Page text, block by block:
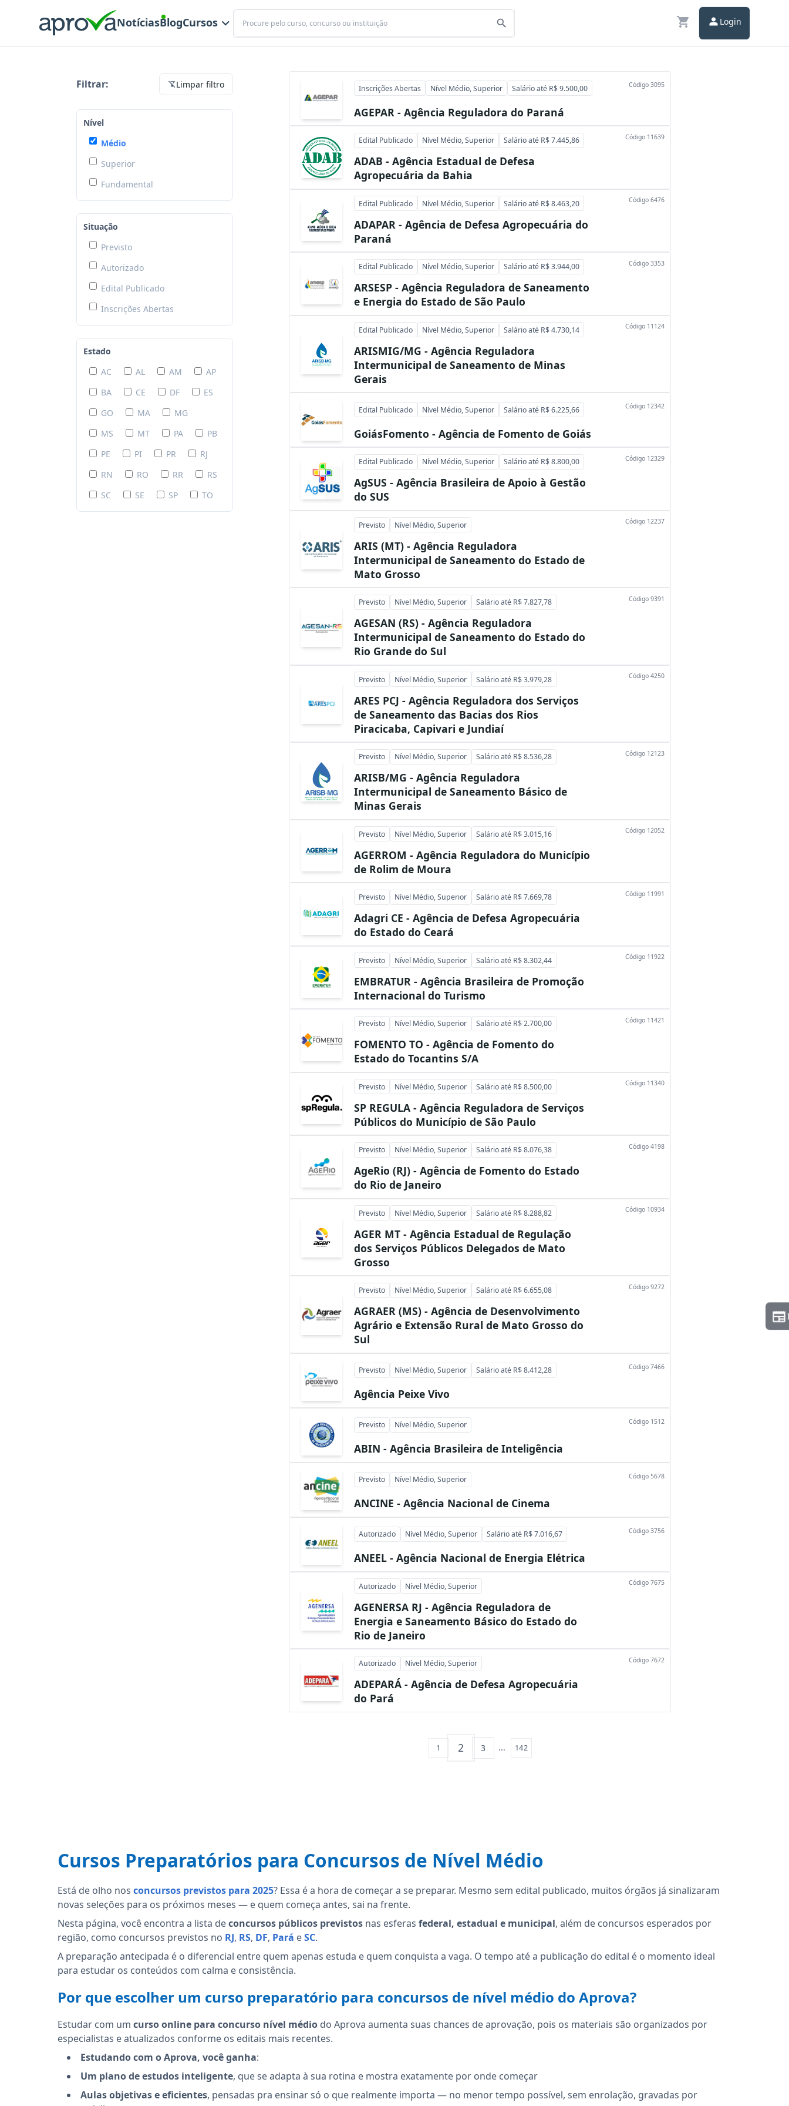
NotíciasBlogCursos
Buscar
Login
Filtrar: Limpar filtro
Nível
Médio
Superior
Fundamental
Situação
Previsto
Autorizado
Edital Publicado
Inscrições Abertas
Estado
AC
AL AM
AP
BA
CE DF
ES
GO
MA
MG
MS
MT PA
PB
PE
PI PR
RJ
RN
RO RR
RS
SC
SE SP TO
Inscrições Abertas Nível Médio, Superior Salário até R$ 9.500,00 Código 3095
AGEPAR - Agência Reguladora do Paraná
Edital Publicado Nível Médio, Superior Salário até R$ 7.445,86 Código 11639
ADAB - Agência Estadual de Defesa
Agropecuária da Bahia
Edital Publicado Nível Médio, Superior Salário até R$ 8.463,20 Código 6476
ADAPAR - Agência de Defesa Agropecuária do
Paraná
Edital Publicado Nível Médio, Superior Salário até R$ 3.944,00 Código 3353
ARSESP - Agência Reguladora de Saneamento
e Energia do Estado de São Paulo
Edital Publicado Nível Médio, Superior Salário até R$ 4.730,14 Código 11124
ARISMIG/MG - Agência Reguladora
Intermunicipal de Saneamento de Minas
Gerais
Edital Publicado Nível Médio, Superior Salário até R$ 6.225,66 Código 12342
GoiásFomento - Agência de Fomento de Goiás
Edital Publicado Nível Médio, Superior Salário até R$ 8.800,00 Código 12329
AgSUS - Agência Brasileira de Apoio à Gestão
do SUS
Previsto Nível Médio, Superior Código 12237
ARIS (MT) - Agência Reguladora
Intermunicipal de Saneamento do Estado de
Mato Grosso
Previsto Nível Médio, Superior Salário até R$ 7.827,78 Código 9391
AGESAN (RS) - Agência Reguladora
Intermunicipal de Saneamento do Estado do
Rio Grande do Sul
Previsto Nível Médio, Superior Salário até R$ 3.979,28 Código 4250
ARES PCJ - Agência Reguladora dos Serviços
de Saneamento das Bacias dos Rios
Piracicaba, Capivari e Jundiaí
Previsto Nível Médio, Superior Salário até R$ 8.536,28 Código 12123
ARISB/MG - Agência Reguladora
Intermunicipal de Saneamento Básico de
Minas Gerais
Previsto Nível Médio, Superior Salário até R$ 3.015,16 Código 12052
AGERROM - Agência Reguladora do Município
de Rolim de Moura
Previsto Nível Médio, Superior Salário até R$ 7.669,78 Código 11991
Adagri CE - Agência de Defesa Agropecuária
do Estado do Ceará
Previsto Nível Médio, Superior Salário até R$ 8.302,44 Código 11922
EMBRATUR - Agência Brasileira de Promoção
Internacional do Turismo
Previsto Nível Médio, Superior Salário até R$ 2.700,00 Código 11421
FOMENTO TO - Agência de Fomento do
Estado do Tocantins S/A
Previsto Nível Médio, Superior Salário até R$ 8.500,00 Código 11340
SP REGULA - Agência Reguladora de Serviços
Públicos do Município de São Paulo
Previsto Nível Médio, Superior Salário até R$ 8.076,38 Código 4198
AgeRio (RJ) - Agência de Fomento do Estado
do Rio de Janeiro
Previsto Nível Médio, Superior Salário até R$ 8.288,82 Código 10934
AGER MT - Agência Estadual de Regulação
dos Serviços Públicos Delegados de Mato
Grosso
Previsto Nível Médio, Superior Salário até R$ 6.655,08 Código 9272
AGRAER (MS) - Agência de Desenvolvimento
Agrário e Extensão Rural de Mato Grosso do
Sul
Previsto Nível Médio, Superior Salário até R$ 8.412,28 Código 7466
Agência Peixe Vivo
Previsto Nível Médio, Superior Código 1512
ABIN - Agência Brasileira de Inteligência
Previsto Nível Médio, Superior Código 5678
ANCINE - Agência Nacional de Cinema
Autorizado Nível Médio, Superior Salário até R$ 7.016,67 Código 3756
ANEEL - Agência Nacional de Energia Elétrica
Autorizado Nível Médio, Superior Código 7675
AGENERSA RJ - Agência Reguladora de
Energia e Saneamento Básico do Estado do
Rio de Janeiro
Autorizado Nível Médio, Superior Código 7672
ADEPARÁ - Agência de Defesa Agropecuária
do Pará
1 2 3 ... 142
Cursos Preparatórios para Concursos de Nível Médio
Está de olho nos concursos previstos para 2025? Essa é a hora de começar a se preparar. Mesmo sem edital publicado, muitos órgãos já sinalizaram
novas seleções para os próximos meses — e quem começa antes, sai na frente.
Nesta página, você encontra a lista deconcursos públicos previstos nas esferas federal, estadual e municipal, além de concursos esperados por
região, como concursos previstos no RJ, RS, DF, Pará eSC.
A preparação antecipada é o diferencial entre quem apenas estuda e quem conquista a vaga. O tempo até a publicação do edital é o momento ideal
para estudar os conteúdos com calma e consistência.
Por que escolher um curso preparatório para concursos de nível médio do Aprova?
Estudar com um curso online para concurso nível médio do Aprova aumenta suas chances de aprovação, pois os materiais são organizados por
especialistas e atualizados conforme os editais mais recentes.
Estudando com o Aprova, você ganha:
Um plano de estudos inteligente, que se adapta à sua rotina e mostra exatamente por onde começar
Aulas objetivas e eficientes, pensadas pra ensinar só o que realmente importa — no menor tempo possível, sem enrolação, gravadas por